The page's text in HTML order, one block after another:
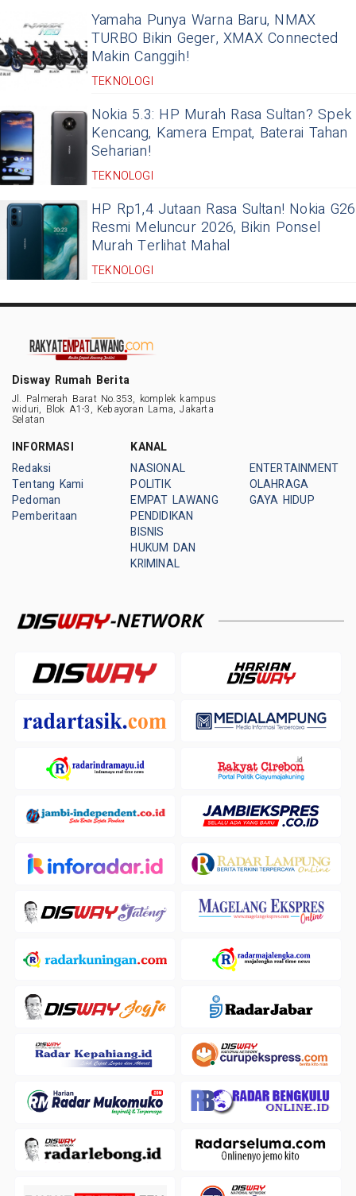
Yamaha Punya Warna Baru, NMAX
TURBO Bikin Geger, XMAX Connected
Makin Canggih!
TEKNOLOGI
Nokia 5.3: HP Murah Rasa Sultan? Spek
Kencang, Kamera Empat, Baterai Tahan
Seharian!
TEKNOLOGI
HP Rp1,4 Jutaan Rasa Sultan! Nokia G26
Resmi Meluncur 2026, Bikin Ponsel
Murah Terlihat Mahal
TEKNOLOGI
Disway Rumah Berita
Jl. Palmerah Barat No.353, komplek kampus
widuri, Blok A1-3, Kebayoran Lama, Jakarta
Selatan
INFORMASI
Redaksi
Tentang Kami
Pedoman
Pemberitaan
KANAL
NASIONAL
POLITIK
EMPAT LAWANG
PENDIDIKAN
BISNIS
HUKUM DAN
KRIMINAL
ENTERTAINMENT
OLAHRAGA
GAYA HIDUP